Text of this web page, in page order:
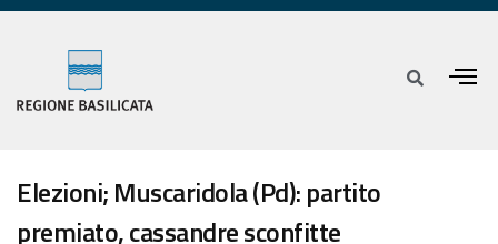
Elezioni; Muscaridola (Pd): partito
premiato, cassandre sconfitte